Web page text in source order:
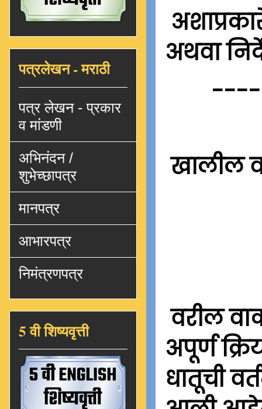
अथवा
खालील
वरील
अपूर्ण
धातूची
पत्रलेखन - मराठी
पत्र लेखन - प्रकार
व मांडणी
अभिनंदन /
शुभेच्छापत्र
मानपत्र
आभारपत्र
निमंत्रणपत्र
5 वी शिष्यवृत्ती